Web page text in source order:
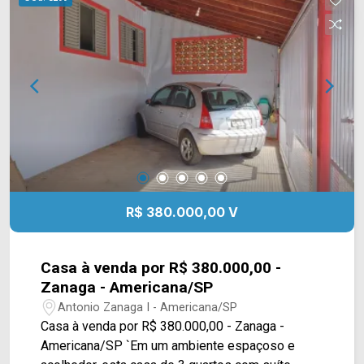
com ar condicionado, 01 banheiro social, sala
ampla e uma cozinha com armários. Esta
localizado próximo a restaurantes, escolas,
supermercados, Av. Cândido Portinari, Av. Cecilia
Meireles, Av. Afonso Arimos e entre outros, conta
com fácil acesso a Av. Afonso Schimidt, Av.
Nicolau João Abdalla Av. da Lã, Av. o Raion
Viscose e Rod. Anhanguera. Entre em contato
com a nossa equipe e agende a sua visita!!
WhatsApp e Telefone Arbix: (19) 3475-4546
ARBIX IMÓVEIS - Presente em cada mudança!
R$ 380.000,00 V
Casa à venda por R$ 380.000,00 -
Zanaga - Americana/SP
Antonio Zanaga I - Americana/SP
Casa à venda por R$ 380.000,00 - Zanaga -
Americana/SP `Em um ambiente espaçoso e